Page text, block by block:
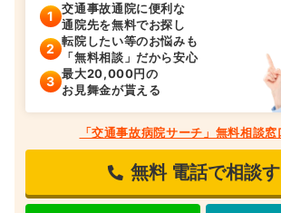
交通事故通院に便利な
通院先を無料でお探し
転院したい等のお悩みも
「無料相談」だから安心
最大20,000円の
お見舞金が貰える
「交通事故病院サーチ」無料相談窓
無料 電話で相談